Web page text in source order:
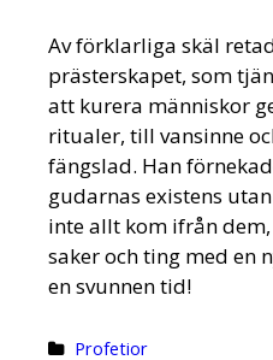
Av förklarliga skäl
prästerskapet, som
att kurera människor
ritualer, till vansinne
fängslad. Han
gudarnas existens
inte allt kom ifrån
saker och ting med en
en svunnen tid!
Categories
Profetior